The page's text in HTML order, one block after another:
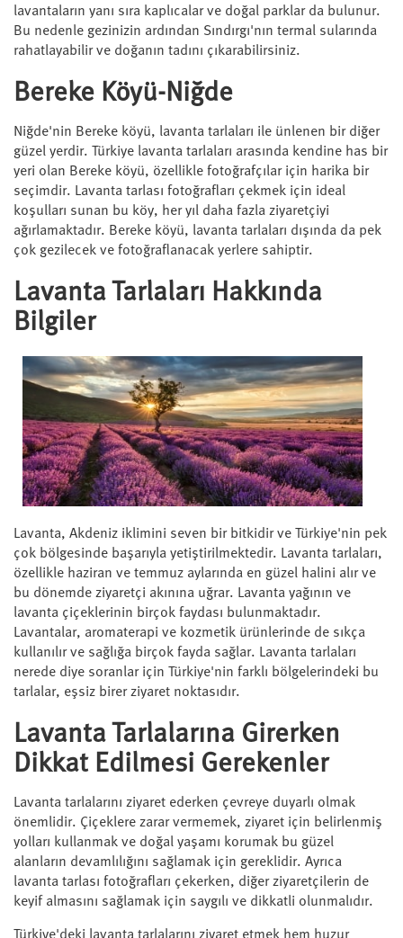
lavantaların yanı sıra kaplıcalar ve doğal parklar da bulunur.
Bu nedenle gezinizin ardından Sındırgı'nın termal sularında
rahatlayabilir ve doğanın tadını çıkarabilirsiniz.
Bereke Köyü-Niğde
Niğde'nin Bereke köyü, lavanta tarlaları ile ünlenen bir diğer
güzel yerdir. Türkiye lavanta tarlaları arasında kendine has bir
yeri olan Bereke köyü, özellikle fotoğrafçılar için harika bir
seçimdir. Lavanta tarlası fotoğrafları çekmek için ideal
koşulları sunan bu köy, her yıl daha fazla ziyaretçiyi
ağırlamaktadır. Bereke köyü, lavanta tarlaları dışında da pek
çok gezilecek ve fotoğraflanacak yerlere sahiptir.
Lavanta Tarlaları Hakkında
Bilgiler
Lavanta, Akdeniz iklimini seven bir bitkidir ve Türkiye'nin pek
çok bölgesinde başarıyla yetiştirilmektedir. Lavanta tarlaları,
özellikle haziran ve temmuz aylarında en güzel halini alır ve
bu dönemde ziyaretçi akınına uğrar. Lavanta yağının ve
lavanta çiçeklerinin birçok faydası bulunmaktadır.
Lavantalar, aromaterapi ve kozmetik ürünlerinde de sıkça
kullanılır ve sağlığa birçok fayda sağlar. Lavanta tarlaları
nerede diye soranlar için Türkiye'nin farklı bölgelerindeki bu
tarlalar, eşsiz birer ziyaret noktasıdır.
Lavanta Tarlalarına Girerken
Dikkat Edilmesi Gerekenler
Lavanta tarlalarını ziyaret ederken çevreye duyarlı olmak
önemlidir. Çiçeklere zarar vermemek, ziyaret için belirlenmiş
yolları kullanmak ve doğal yaşamı korumak bu güzel
alanların devamlılığını sağlamak için gereklidir. Ayrıca
lavanta tarlası fotoğrafları çekerken, diğer ziyaretçilerin de
keyif almasını sağlamak için saygılı ve dikkatli olunmalıdır.